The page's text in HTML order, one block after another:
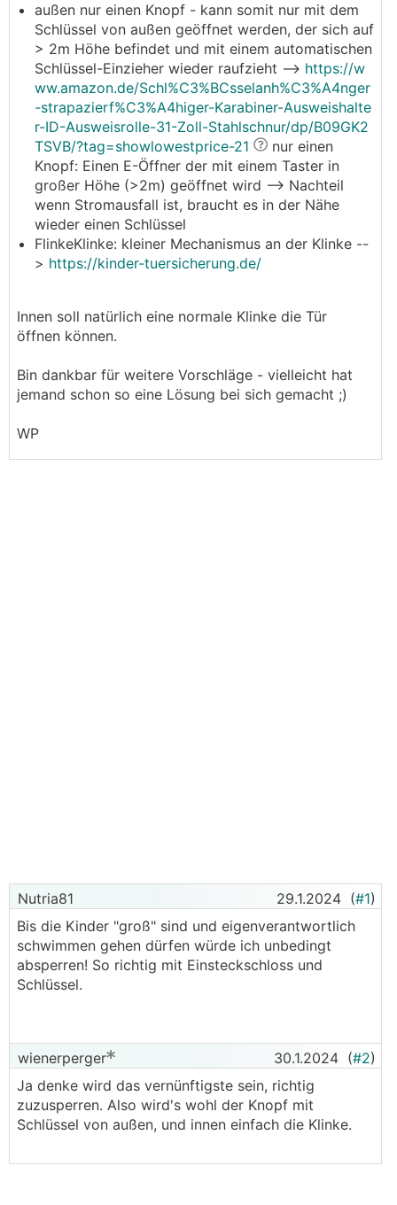
außen nur einen Knopf - kann somit nur mit dem
Schlüssel von außen geöffnet werden, der sich auf
> 2m Höhe befindet und mit einem automatischen
Schlüssel-Einzieher wieder raufzieht --> https://w
ww.amazon.de/Schl%C3%BCsselanh%C3%A4nger
-strapazierf%C3%A4higer-Karabiner-Ausweishalte
r-ID-Ausweisrolle-31-Zoll-Stahlschnur/dp/B09GK2
TSVB/?tag=showlowestprice-21
nur einen
Knopf: Einen E-Öffner der mit einem Taster in
großer Höhe (>2m) geöffnet wird --> Nachteil
wenn Stromausfall ist, braucht es in der Nähe
wieder einen Schlüssel
FlinkeKlinke: kleiner Mechanismus an der Klinke --
> https://kinder-tuersicherung.de/
Innen soll natürlich eine normale Klinke die Tür
öffnen können.
Bin dankbar für weitere Vorschläge - vielleicht hat
jemand schon so eine Lösung bei sich gemacht ;)
WP
Nutria81 29.1.2024 (#1)
Bis die Kinder "groß" sind und eigenverantwortlich
schwimmen gehen dürfen würde ich unbedingt
absperren! So richtig mit Einsteckschloss und
Schlüssel.
wienerperger 30.1.2024 (#2)
Ja denke wird das vernünftigste sein, richtig
zuzusperren. Also wird's wohl der Knopf mit
Schlüssel von außen, und innen einfach die Klinke.